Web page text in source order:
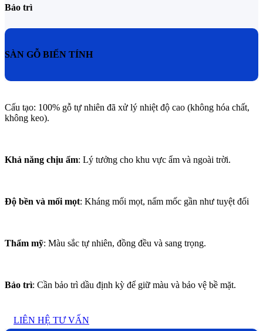
Bảo trì
SÀN GỖ BIẾN TÍNH
Cấu tạo: 100% gỗ tự nhiên đã xử lý nhiệt độ cao (không hóa chất,
không keo).
Khả năng chịu ẩm: Lý tưởng cho khu vực ẩm và ngoài trời.
Độ bền và mối mọt: Kháng mối mọt, nấm mốc gần như tuyệt đối
Thẩm mỹ: Màu sắc tự nhiên, đồng đều và sang trọng.
Bảo trì: Cần bảo trì dầu định kỳ để giữ màu và bảo vệ bề mặt.
LIÊN HỆ TƯ VẤN